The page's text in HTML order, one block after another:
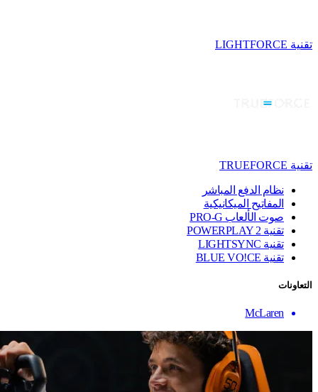
تقنية LIGHTFORCE
تقنية TRUEFORCE
نظام الدفع المباشر
المفاتيح الميكانيكية
صوت الألعاب PRO-G
تقنية ‏POWERPLAY 2
تقنية LIGHTSYNC
تقنية BLUE VO!CE
التعاونات
McLaren